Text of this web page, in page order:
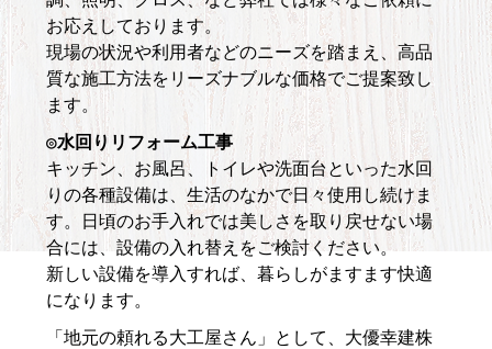
お応えしております。
現場の状況や利用者などのニーズを踏まえ、高品
質な施工方法をリーズナブルな価格でご提案致し
ます。
◎水回りリフォーム工事
キッチン、お風呂、トイレや洗面台といった水回
りの各種設備は、生活のなかで日々使用し続けま
す。日頃のお手入れでは美しさを取り戻せない場
合には、設備の入れ替えをご検討ください。
新しい設備を導入すれば、暮らしがますます快適
になります。
「地元の頼れる大工屋さん」として、大優幸建株